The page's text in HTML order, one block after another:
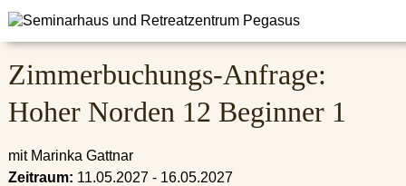
Zimmerbuchungs-Anfrage:
Hoher Norden 12 Beginner 1
mit Marinka Gattnar
Zeitraum: 11.05.2027 - 16.05.2027